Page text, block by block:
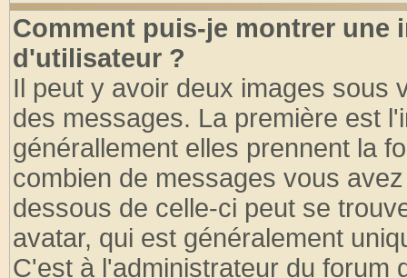
Comment puis-je montrer une
d'utilisateur ?
Il peut y avoir deux images sous
des messages. La première est
générallement elles prennent la
combien de messages vous
dessous de celle-ci peut se
avatar, qui est généralement
C'est à l'administrateur du forum